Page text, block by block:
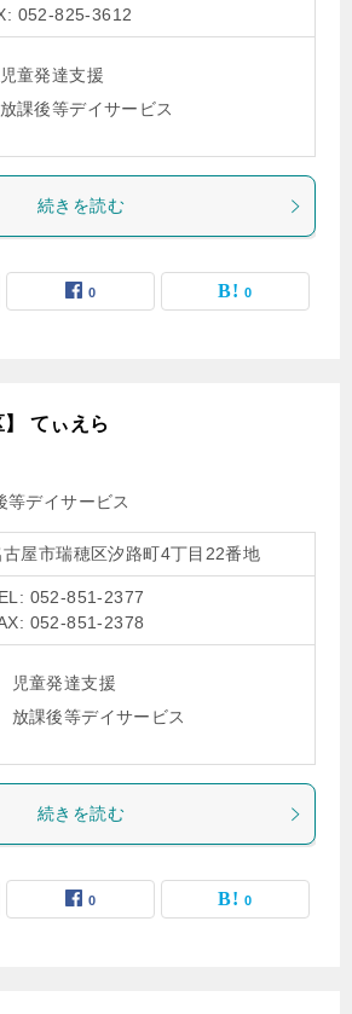
052-825-3612
児童発達支援
放課後等デイサービス
続きを読む
0 0
】 てぃえら
等デイサービス
古屋市瑞穂区汐路町4丁目22番地
052-851-2377
052-851-2378
児童発達支援
放課後等デイサービス
続きを読む
0 0